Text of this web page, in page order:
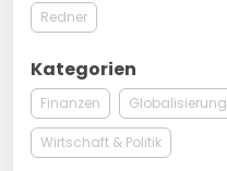
Redner
Kategorien
Finanzen Globalisierung
Wirtschaft & Politik